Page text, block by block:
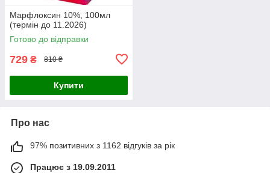
Марфлоксин 10%, 100мл
(термін до 11.2026)
Готово до відправки
729 ₴ 810 ₴
Купити
Про нас
97% позитивних з 1162 відгуків за рік
Працює з 19.09.2011